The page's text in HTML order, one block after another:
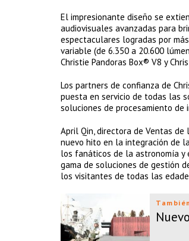
El impresionante diseño se
audiovisuales avanzadas para
espectaculares logradas por
variable (de 6.350 a 20.600
Christie Pandoras Box® V8 y
Los partners de confianza de
puesta en servicio de todas las
soluciones de procesamiento de
April Qin, directora de Ventas de
nuevo hito en la integración de
los fanáticos de la astronomía y
gama de soluciones de gestión
los visitantes de todas las